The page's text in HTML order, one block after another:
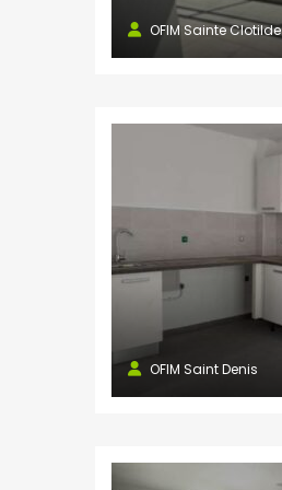
OFIM Sainte Clotilde
OFIM Saint Denis
0262 45 13 48
0262 45 43 51
stpaul@ofim.fr
Saline les Bains
0262 34 27 29